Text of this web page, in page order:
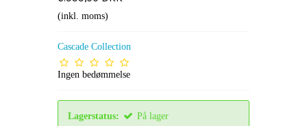
(inkl. moms)
Cascade Collection
Ingen bedømmelse
Lagerstatus: På lager